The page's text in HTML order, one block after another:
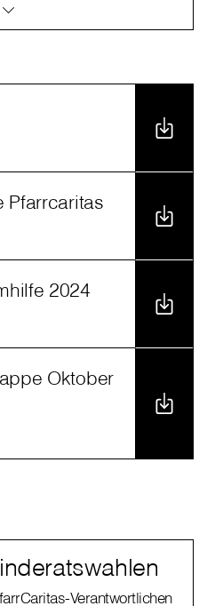
Pfarrcaritas
2024
Oktober
Verantwortlichen